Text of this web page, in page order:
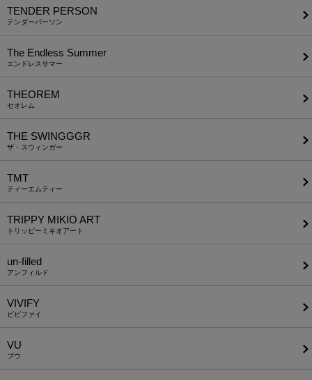
TENDER PERSON
テンダーパーソン
The Endless Summer
エンドレスサマー
THEOREM
セオレム
THE SWINGGGR
ザ・スウィンガー
TMT
ティーエムティー
TRIPPY MIKIO ART
トリッピーミキオアート
un-filled
アンフィルド
VIVIFY
ビビファイ
VU
ブウ